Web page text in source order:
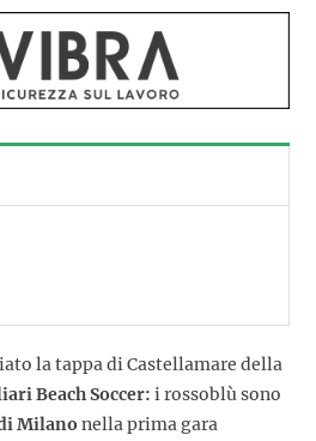
la tappa di Castellamare della
Beach Soccer: i rossoblù sono
Milano nella prima gara